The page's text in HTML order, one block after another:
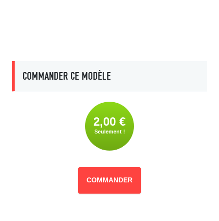
COMMANDER CE MODÈLE
2,00 €
Seulement !
COMMANDER